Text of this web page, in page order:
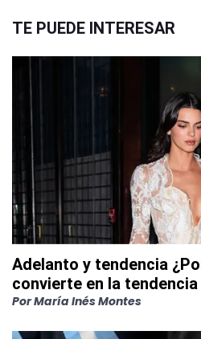
TE PUEDE INTERESAR
Adelanto y tendencia
convierte en la
PorMaría Inés Montes